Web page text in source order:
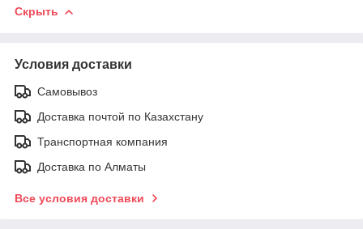
Скрыть
Условия доставки
Самовывоз
Доставка почтой по Казахстану
Транспортная компания
Доставка по Алматы
Все условия доставки